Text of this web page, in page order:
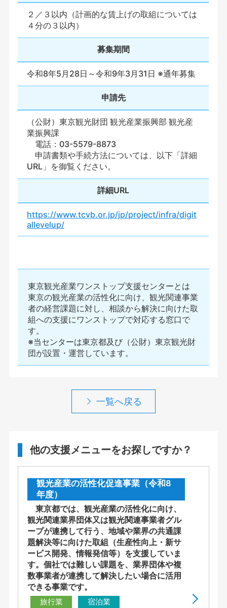
２／３以内（計画的な賃上げの取組については
４分の３以内）
募集期間
令和8年5月28日～令和9年3月31日 ※通年募集
申請先
（公財）東京観光財団 観光産業振興部 観光産
業振興課
電話：03-5579-8873
申請書類や手続方法については、以下「詳細
URL」を御覧ください。
詳細URL
https://www.tcvb.or.jp/jp/project/infra/digit
allevelup/
東京観光産業ワンストップ支援センターとは
東京の観光産業の活性化に向け、観光関連事業
者の経営課題に対し、相談から解決に向けた取
組への支援にワンストップで対応する窓口で
す。
※当センターは東京都及び（公財）東京観光財
団が設置・運営しています。
一覧へ戻る
他の支援メニューをお探しですか？
観光産業の活性化促進事業（令和8
年度）
東京都では、観光産業の活性化に向け、
観光関連業界団体又は観光関連事業者グル
ープが連携して行う、地域や業界の共通課
題解決等に向けた取組（生産性向上・新サ
ービス開発、情報発信等）を支援していま
す。個社では難しい課題を、業界団体や複
数事業者が連携して解決したい場合に活用
できる事業です。
旅行業 宿泊業